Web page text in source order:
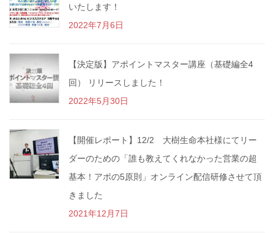
いたします！
2022年7月6日
【決定版】アポイントマスター講座（基礎編全4
回） リリースしました！
2022年5月30日
【開催レポート】12/2 大樹生命本社様にてリー
ダーのための「誰も教えてくれなかった営業の超
基本！アポの5原則」オンライン配信研修させて頂
きました
2021年12月7日